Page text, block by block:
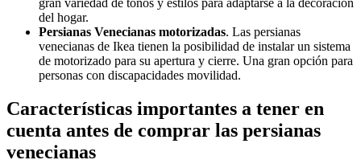
del hogar.
Persianas Venecianas motorizadas. Las persianas
venecianas de Ikea tienen la posibilidad de instalar un sistema
de motorizado para su apertura y cierre. Una gran opción para
personas con discapacidades movilidad.
Características importantes a tener en
cuenta antes de comprar las persianas
venecianas